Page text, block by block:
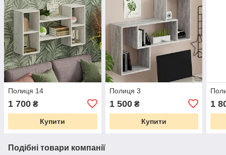
Полиця 14
1 700 ₴
Купити
Полиця 3
1 500₴
Купити
1
Подібні товари компанії